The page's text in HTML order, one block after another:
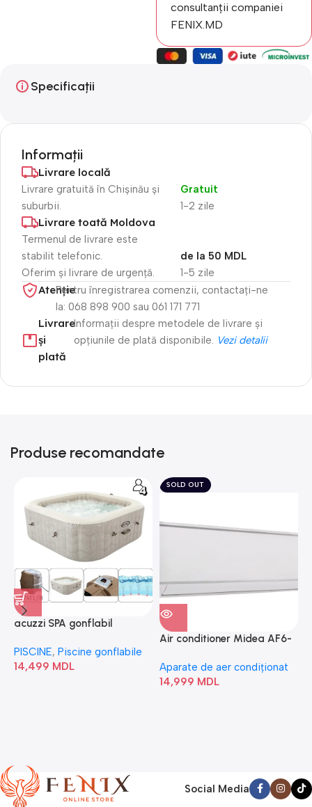
consultanții companiei
FENIX.MD
Specificații
Informații
Livrare locală
Livrare gratuită în Chișinău și
suburbii.
1-2 zile
Gratuit
Livrare toată Moldova
Termenul de livrare este
stabilit telefonic.
Oferim și livrare de urgență.
1-5 zile
de la 50 MDL
Atenție​Pentru înregistrarea comenzii, contactați-ne
la: 068 898 900 sau 061 171 771
Livrare
și
plată
Informații despre metodele de livrare și
opțiunile de plată disponibile. Vezi detalii
Produse recomandate
acuzzi SPA gonflabil
Bubble” 28446
PISCINE, Piscine gonflabile
14,499 MDL
SOLD OUT
Air conditioner Midea AF6-
Aparate de aer condiționat
14,999 MDL
Social Media